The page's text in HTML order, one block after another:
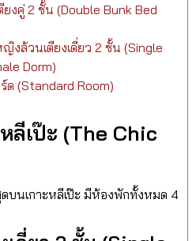
งคู่ 2 ชั้น (Double Bunk Bed
งล้วนเตียงเดี่ยว 2 ชั้น (Single
Dorm)
ด (Standard Room)
ลีเป๊ะ (The Chic
ดบนเกาะหลีเป๊ะ มีห้องพักทั้งหมด 4